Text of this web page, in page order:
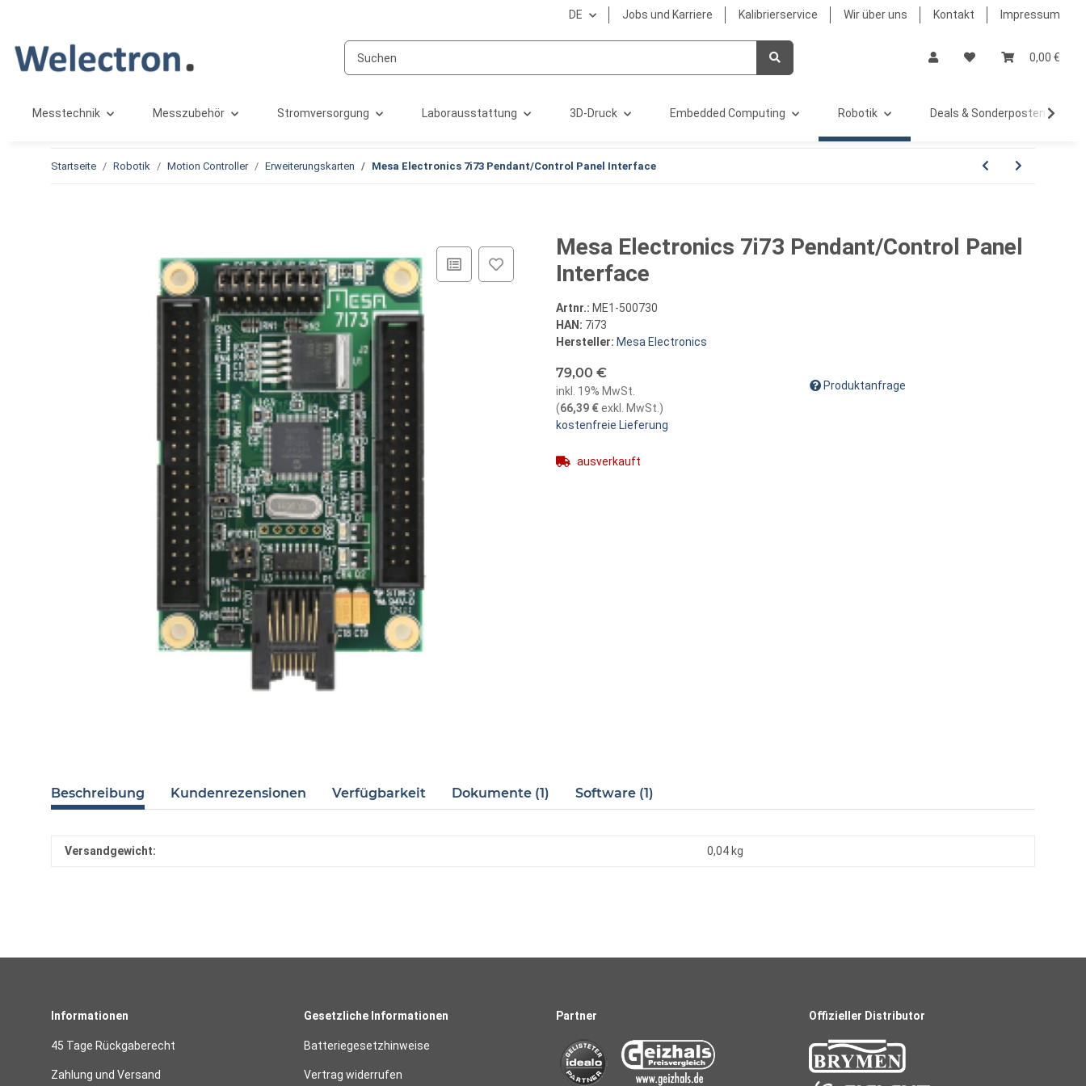
DE Jobs und Karriere Kalibrierservice Wir über uns Kontakt Impressum
0,00 €
Messtechnik Messzubehör Stromversorgung Laborausstattung 3D-Druck Embedded Computing Robotik Deals & Sonderposten %
Startseite Robotik Motion Controller Erweiterungskarten Mesa Electronics 7i73 Pendant/Control Panel Interface
Mesa Electronics 7i73 Pendant/Control Panel
Interface
Artnr.: ME1-500730
HAN: 7i73
Hersteller: Mesa Electronics
79,00 €
inkl. 19% MwSt.
(66,39 €exkl. MwSt. )
kostenfreie Lieferung
ausverkauft
Produktanfrage
Beschreibung Kundenrezensionen Verfügbarkeit Dokumente (1) Software (1)
Versandgewicht: 0,04 kg
Informationen
45 Tage Rückgaberecht
Zahlung und Versand
Gesetzliche Informationen
Batteriegesetzhinweise
Vertrag widerrufen
Partner Offizieller Distributor